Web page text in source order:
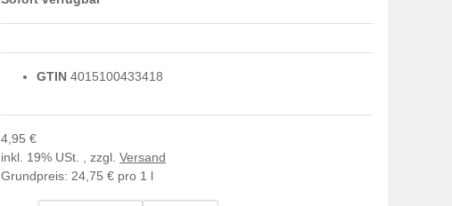
GTIN 4015100433418
4,95 €
inkl. 19% USt. , zzgl. Versand
Grundpreis: 24,75 € pro 1 l